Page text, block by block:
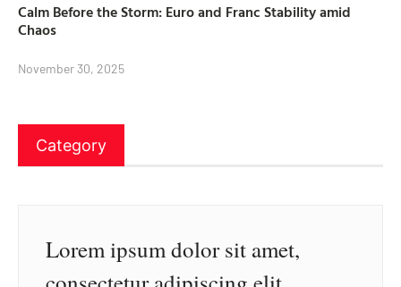
Calm Before the Storm: Euro and Franc Stability amid
Chaos
November 30, 2025
Category
Lorem ipsum dolor sit amet,